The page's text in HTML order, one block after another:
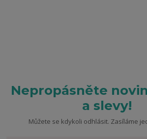
Nepropásněte
a slevy!
Můžete se kdykoli odhlásit. Zasíláme